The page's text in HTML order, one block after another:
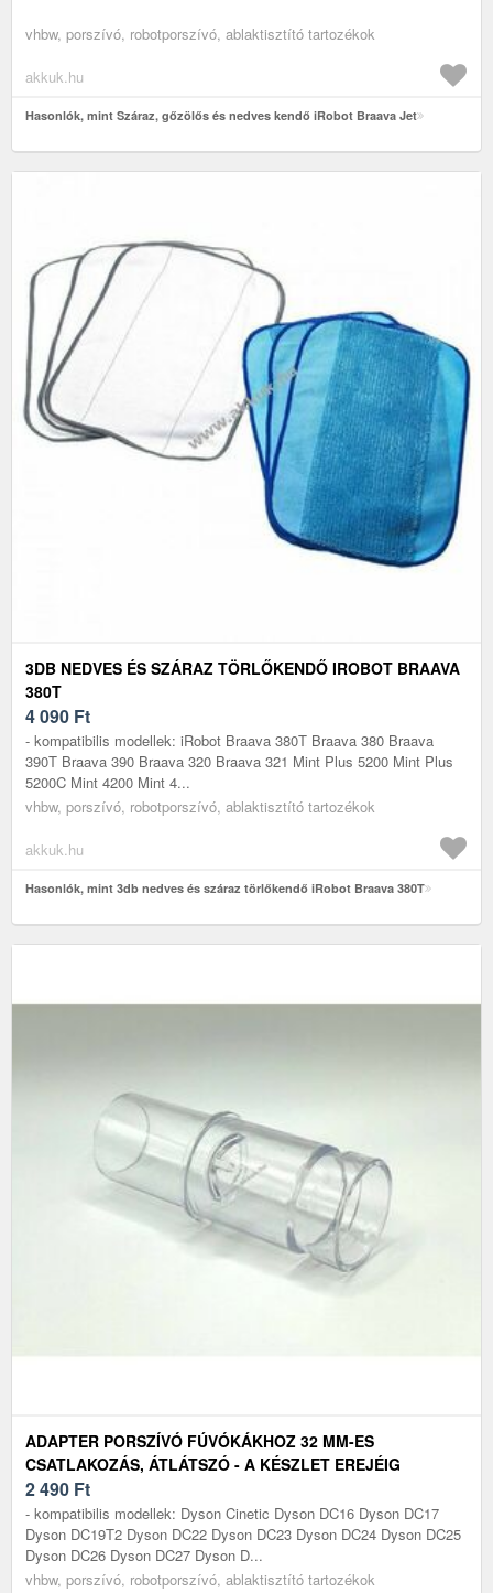
vhbw, porszívó, robotporszívó, ablaktisztító tartozékok
akkuk.hu
Hasonlók, mint Száraz, gőzölős és nedves kendő iRobot Braava Jet
3DB NEDVES ÉS SZÁRAZ TÖRLŐKENDŐ IROBOT BRAAVA
380T
4 090 Ft
- kompatibilis modellek: iRobot Braava 380T Braava 380 Braava
390T Braava 390 Braava 320 Braava 321 Mint Plus 5200 Mint Plus
5200C Mint 4200 Mint 4...
vhbw, porszívó, robotporszívó, ablaktisztító tartozékok
akkuk.hu
Hasonlók, mint 3db nedves és száraz törlőkendő iRobot Braava 380T
ADAPTER PORSZÍVÓ FÚVÓKÁKHOZ 32 MM-ES
CSATLAKOZÁS, ÁTLÁTSZÓ - A KÉSZLET EREJÉIG
2 490 Ft
- kompatibilis modellek: Dyson Cinetic Dyson DC16 Dyson DC17
Dyson DC19T2 Dyson DC22 Dyson DC23 Dyson DC24 Dyson DC25
Dyson DC26 Dyson DC27 Dyson D...
vhbw, porszívó, robotporszívó, ablaktisztító tartozékok